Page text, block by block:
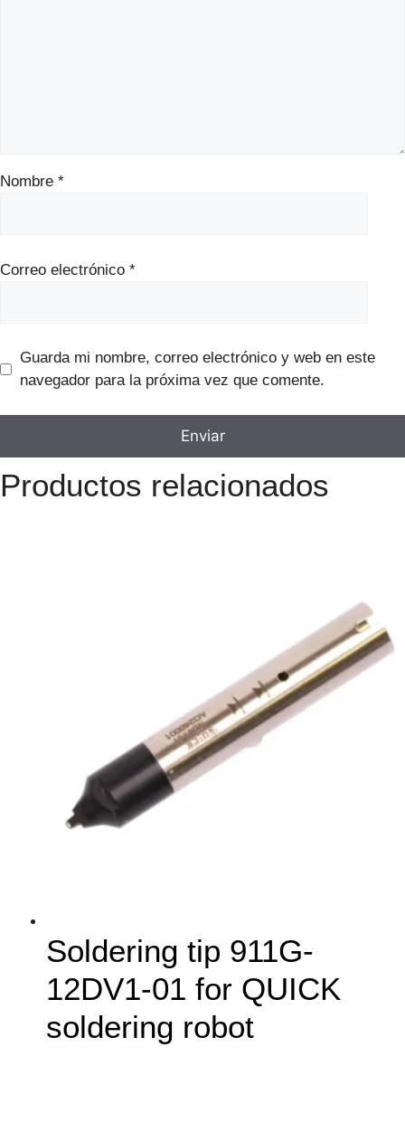
Nombre *
Correo electrónico *
Guarda mi nombre, correo electrónico y web en este
navegador para la próxima vez que comente.
Productos relacionados
Soldering tip 911G-
12DV1-01 for QUICK
soldering robot